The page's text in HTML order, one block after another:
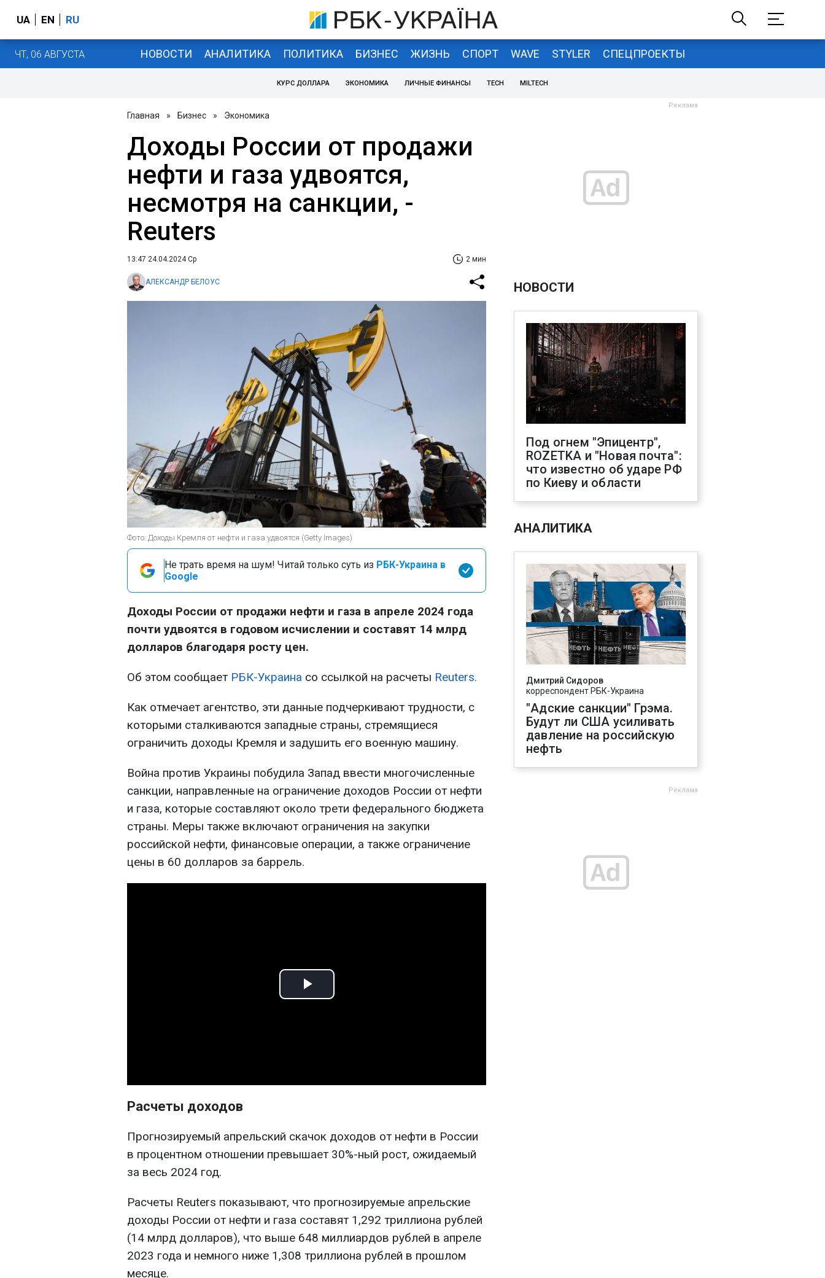
UA EN RU
ЧТ, 06 АВГУСТА НОВОСТИ АНАЛИТИКА ПОЛИТИКА БИЗНЕС ЖИЗНЬ СПОРТ WAVE STYLER СПЕЦПРОЕКТЫ
КУРС ДОЛЛАРА ЭКОНОМИКА ЛИЧНЫЕ ФИНАНСЫ TECH MILTECH
Главная » Бизнес » Экономика
Доходы России от продажи
нефти и газа удвоятся,
несмотря на санкции, -
Reuters
13:47 24.04.2024 Ср 2 мин
АЛЕКСАНДР БЕЛОУС
Фото: Доходы Кремля от нефти и газа удвоятся (Getty Images)
Не трать время на шум! Читай только суть из РБК-Украина в
Google
Доходы России от продажи нефти и газа в апреле 2024 года
почти удвоятся в годовом исчислении и составят 14 млрд
долларов благодаря росту цен.
Об этом сообщает РБК-Украина со ссылкой на расчеты Reuters.
Как отмечает агентство, эти данные подчеркивают трудности, с
которыми сталкиваются западные страны, стремящиеся
ограничить доходы Кремля и задушить его военную машину.
Война против Украины побудила Запад ввести многочисленные
санкции, направленные на ограничение доходов России от нефти
и газа, которые составляют около трети федерального бюджета
страны. Меры также включают ограничения на закупки
российской нефти, финансовые операции, а также ограничение
цены в 60 долларов за баррель.
Play
Расчеты доходов
Прогнозируемый апрельский скачок доходов от нефти в России
в процентном отношении превышает 30%-ный рост, ожидаемый
за весь 2024 год.
Расчеты Reuters показывают, что прогнозируемые апрельские
доходы России от нефти и газа составят 1,292 триллиона рублей
(14 млрд долларов), что выше 648 миллиардов рублей в апреле
2023 года и немного ниже 1,308 триллиона рублей в прошлом
месяце.
НОВОСТИ
Под огнем "Эпицентр",
ROZETKA и "Новая почта":
что известно об ударе РФ
по Киеву и области
АНАЛИТИКА
Дмитрий Сидоров
корреспондент РБК-Украина
"Адские санкции" Грэма.
Будут ли США усиливать
давление на российскую
нефть